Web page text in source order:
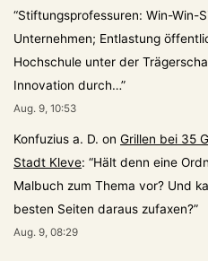
“Stiftungsprofessuren: Win-Win-
Unternehmen; Entlastung
Hochschule unter der
Innovation durch…”
Aug. 9, 10:53
Konfuzius a. D. on Grillen bei 35
Stadt Kleve: “Hält denn eine
Malbuch zum Thema vor? Und
besten Seiten daraus zufaxen?”
Aug. 9, 08:29